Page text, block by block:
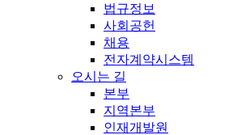
법규정보
사회공헌
채용
전자계약시스템
오시는 길
본부
지역본부
인재개발원